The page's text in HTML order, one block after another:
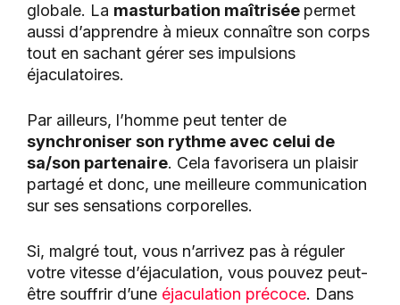
globale. La masturbation maîtrisée permet
aussi d’apprendre à mieux connaître son corps
tout en sachant gérer ses impulsions
éjaculatoires.
Par ailleurs, l’homme peut tenter de
synchroniser son rythme avec celui de
sa/son partenaire. Cela favorisera un plaisir
partagé et donc, une meilleure communication
sur ses sensations corporelles.
Si, malgré tout, vous n’arrivez pas à réguler
votre vitesse d’éjaculation, vous pouvez peut-
être souffrir d’une éjaculation précoce. Dans